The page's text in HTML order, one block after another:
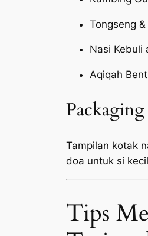
Tongseng
Nasi Kebuli
Aqiqah
Tampilan kotak
doa untuk si
Tips